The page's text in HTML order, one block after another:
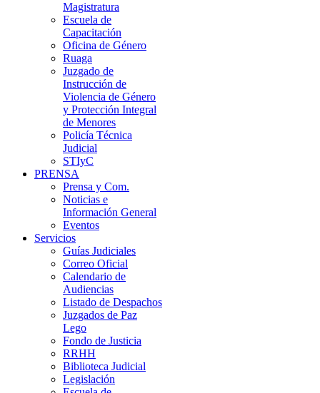
Magistratura
Escuela de
Capacitación
Oficina de Género
Ruaga
Juzgado de
Instrucción de
Violencia de Género
y Protección Integral
de Menores
Policía Técnica
Judicial
STIyC
PRENSA
Prensa y Com.
Noticias e
Información General
Eventos
Servicios
Guías Judiciales
Correo Oficial
Calendario de
Audiencias
Listado de Despachos
Juzgados de Paz
Lego
Fondo de Justicia
RRHH
Biblioteca Judicial
Legislación